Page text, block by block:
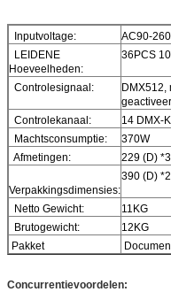
Inputvoltage:
AC90-
LEIDENE
Hoeveelheden:
36PCS
Controlesignaal:
DMX512,
Controlekanaal:
14 DMX-
Machtsconsumptie:
370W
Afmetingen:
229 (D)
Verpakkingsdimensies:
390 (D)
Netto Gewicht:
11KG
Brutogewicht:
12KG
Pakket
Concurrentievoordelen: